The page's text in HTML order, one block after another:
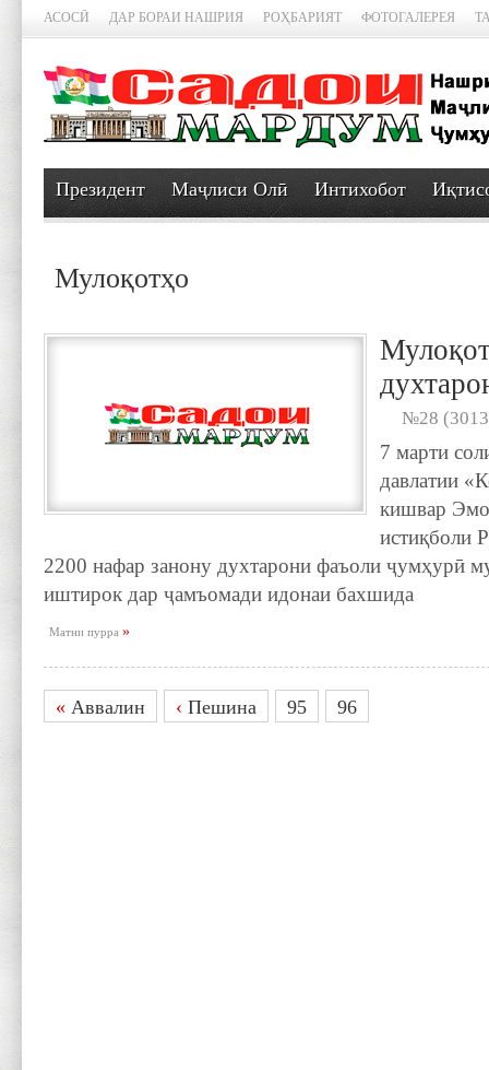
АСОСӢ ДАР БОРАИ НАШРИЯ РОҲБАРИЯТ ФОТОГАЛЕРЕЯ
Президент Маҷлиси Олӣ Интихобот
Мулоқотҳо
№28
7 марти
давлатии
кишвар
истиқболи
2200 нафар занону духтарони фаъоли ҷумҳурӣ
иштирок дар ҷамъомади идонаи бахшида
Матни пурра»
« Аввалин ‹ Пешина 95 96